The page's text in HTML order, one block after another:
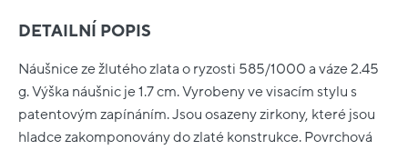
DETAILNÍ POPIS
Náušnice ze žlutého zlata o ryzosti 585/1000 a váze 2.45
g. Výška náušnic je 1.7 cm. Vyrobeny ve visacím stylu s
patentovým zapínáním. Jsou osazeny zirkony, které jsou
hladce zakomponovány do zlaté konstrukce. Povrchová